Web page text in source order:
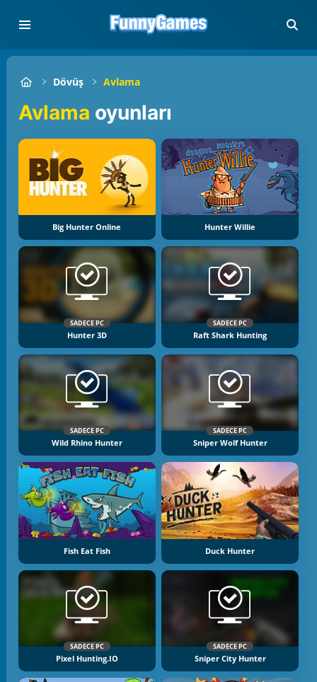
Dövüş Avlama
Avlama oyunları
Big Hunter Online Hunter Willie
SADECE PC
Hunter 3D
SADECE PC
Raft Shark Hunting
SADECE PC
Wild Rhino Hunter
SADECE PC
Sniper Wolf Hunter
Fish Eat Fish Duck Hunter
SADECE PC
Pixel Hunting.IO
SADECE PC
Sniper City Hunter